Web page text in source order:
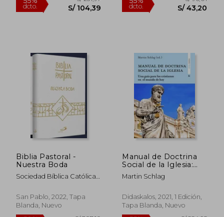
Biblia Pastoral -
Nuestra Boda
Sociedad Bíblica Católica
San Pablo, 2022, Tapa
Blanda, Nuevo
Manual de Doctrina
Social de la Iglesia:
Una Guía Para los
Cristianos en el
(Didaskalos)
Martin Schlag
Didaskalos, 2021, 1 Edición,
Tapa Blanda, Nuevo